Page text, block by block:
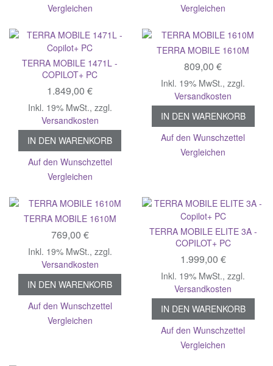
Vergleichen
Vergleichen
TERRA MOBILE 1471L -
COPILOT+ PC
1.849,00 €
Inkl. 19% MwSt., zzgl.
Versandkosten
IN DEN WARENKORB
Auf den Wunschzettel
Vergleichen
TERRA MOBILE 1610M
809,00 €
Inkl. 19% MwSt.,zzgl.
Versandkosten
IN DEN WARENKORB
Auf den Wunschzettel
Vergleichen
TERRA MOBILE 1610M
769,00 €
Inkl. 19% MwSt., zzgl.
Versandkosten
IN DEN WARENKORB
Auf den Wunschzettel
Vergleichen
TERRA MOBILE ELITE 3A -
COPILOT+ PC
1.999,00 €
Inkl. 19% MwSt.,zzgl.
Versandkosten
IN DEN WARENKORB
Auf den Wunschzettel
Vergleichen